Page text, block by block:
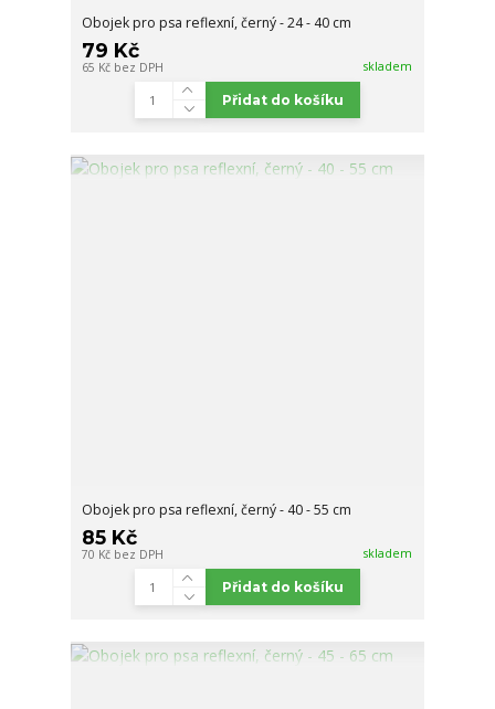
Obojek pro psa reflexní, černý - 24 - 40 cm
79 Kč
65 Kč bez DPH skladem
Přidat do košíku
Obojek pro psa reflexní, černý - 40 - 55 cm
85 Kč
70 Kč bez DPH skladem
Přidat do košíku